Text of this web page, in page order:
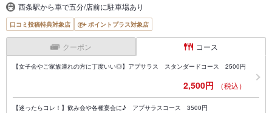
西条駅から車で五分/店前に駐車場あり
口コミ投稿特典対象店 ポイントプラス対象店
クーポン コース
【女子会やご家族連れの方に丁度いい◎】アプサラス スタンダードコース 2500円
2,500円 （税込）
【迷ったらコレ！】飲み会や各種宴会に♪ アプサラスコース 3500円